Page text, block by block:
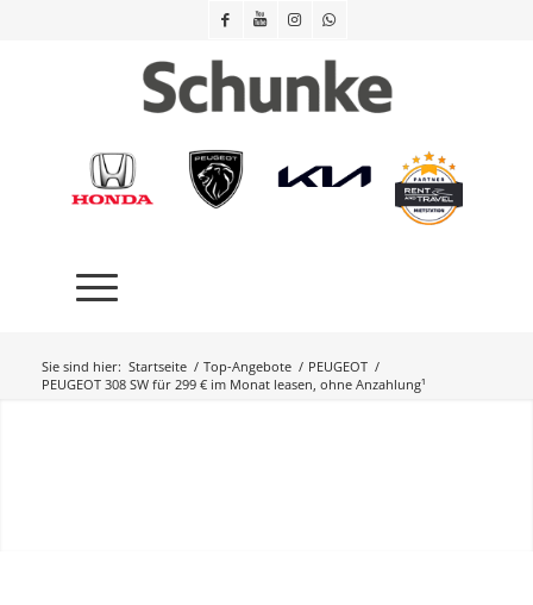
Sie sind hier: Startseite / Top-Angebote / PEUGEOT /
PEUGEOT 308 SW für 299 € im Monat leasen, ohne Anzahlung¹